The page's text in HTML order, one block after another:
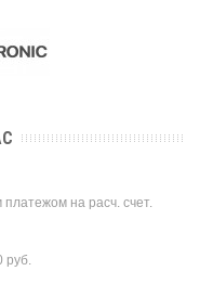
на расч. счет.
руб.